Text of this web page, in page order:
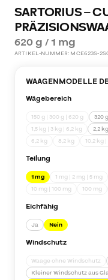
SARTORIUS –
620 g / 1 mg
ARTIKEL-NUMMER: MCE623S-
WAAGENMODELLE
Wägebereich
150 g | 300 g | 620 g 320 g
1,5 kg | 3 kg | 6,2 kg
2,2 kg
6,2 kg
8,2 kg 10,2 kg
Teilung
1 mg 1 mg | 2 mg | 5 mg
10 mg | 100 mg
100 mg
Eichfähig
Ja Nein
Windschutz
Waage ohne Windschutz
Kleiner Windschutz aus